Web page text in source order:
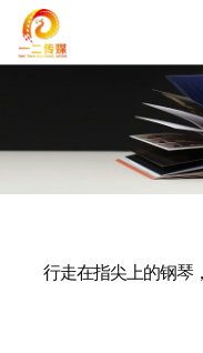
行走在指尖上的钢琴